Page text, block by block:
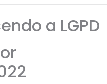
a LGPD